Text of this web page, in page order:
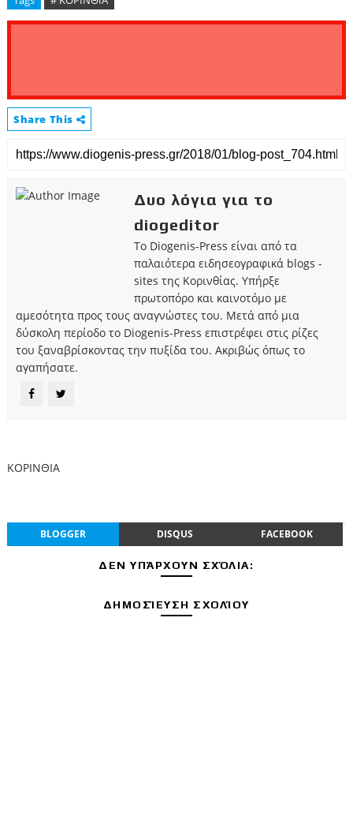
Share This
Δυο λόγια για το
diogeditor
Το Diogenis-Press είναι από τα
παλαιότερα ειδησεογραφικά blogs -
sites της Κορινθίας. Υπήρξε
πρωτοπόρο και καινοτόμο με
αμεσότητα προς τους αναγνώστες του. Μετά από μια
δύσκολη περίοδο το Diogenis-Press επιστρέφει στις ρίζες
του ξαναβρίσκοντας την πυξίδα του. Ακριβώς όπως το
αγαπήσατε.
ΚΟΡΙΝΘΙΑ
BLOGGER DISQUS FACEBOOK
ΔΕΝ ΥΠΆΡΧΟΥΝ ΣΧΌΛΙΑ:
ΔΗΜΟΣΊΕΥΣΗ ΣΧΟΛΊΟΥ